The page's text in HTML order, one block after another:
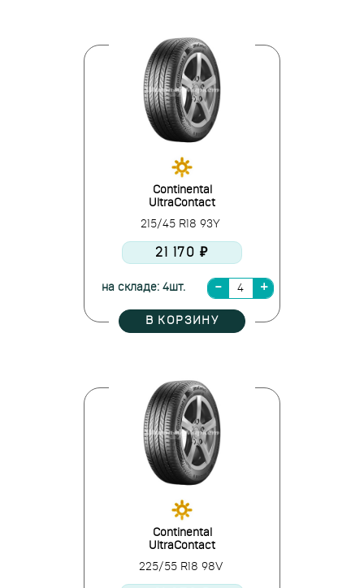
Continental
UltraContact
215/45 R18 93Y
21 170 ₽
на складе: 4шт.
В КОРЗИНУ
Continental
UltraContact
225/55 R18 98V